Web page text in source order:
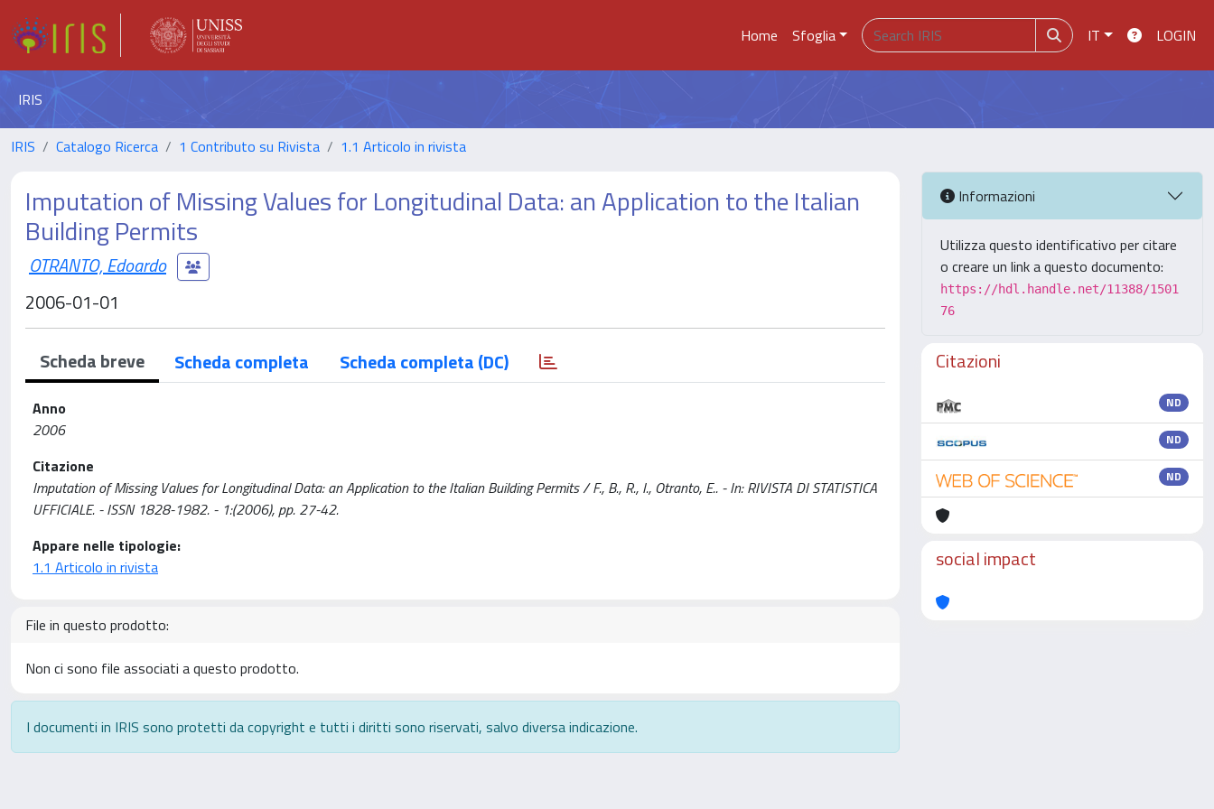
Home Sfoglia IT LOGIN
IRIS
IRIS Catalogo Ricerca 1 Contributo su Rivista 1.1 Articolo in rivista
Imputation of Missing Values for Longitudinal Data: an Application to the Italian
Building Permits
OTRANTO, Edoardo
2006-01-01
Scheda breve Scheda completa Scheda completa (DC)
Anno
2006
Citazione
Imputation of Missing Values for Longitudinal Data: an Application to the Italian Building Permits / F., B., R., I., Otranto, E.. - In: RIVISTA DI STATISTICA
UFFICIALE. - ISSN 1828-1982. - 1:(2006), pp. 27-42.
Appare nelle tipologie:
1.1 Articolo in rivista
File in questo prodotto:
Non ci sono file associati a questo prodotto.
I documenti in IRIS sono protetti da copyright e tutti i diritti sono riservati, salvo diversa indicazione.
Informazioni
Utilizza questo identificativo per citare
o creare un link a questo documento:
https://hdl.handle.net/11388/1501
76
Citazioni
ND
ND
ND
social impact